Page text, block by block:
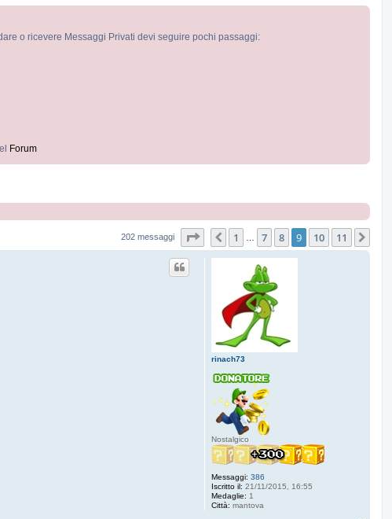
o ricevere Messaggi Privati devi seguire pochi passaggi:
Forum
202 messaggi Pagina9 di 11
Precedente
1 7 8 9 10 11
rinach73
Nostalgico
Messaggi: 386
Iscritto il: 21/11/2015, 16:55
Medaglie: 1
Città: mantova